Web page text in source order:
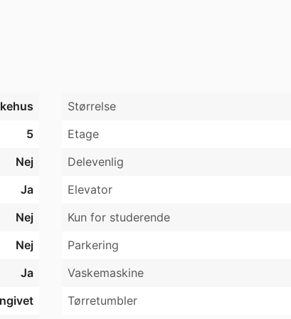
vicevært pr. telefon.
Størrelse
5 Etage
Nej Delevenlig
Ja Elevator
Nej Kun for studerende
Nej Parkering
Ja Vaskemaskine
Tørretumbler